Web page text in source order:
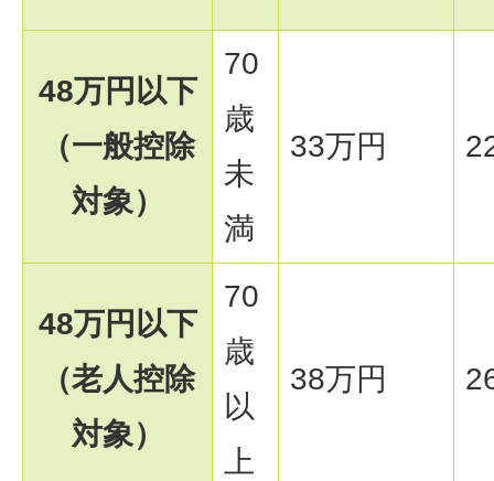
48万円以下
（一般控除
対象）
70
歳
未
満
33万円
48万円以下
（老人控除
対象）
70
歳
以
上
38万円